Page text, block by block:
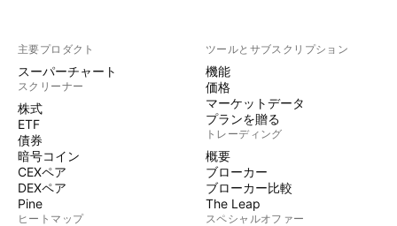
主要プロダクト
スーパーチャート
スクリーナー
株式
ETF
債券
暗号コイン
CEXペア
DEXペア
Pine
ヒートマップ
ツールとサブスクリプション
機能
価格
マーケットデータ
プランを贈る
トレーディング
概要
ブローカー
ブローカー比較
The Leap
スペシャルオファー